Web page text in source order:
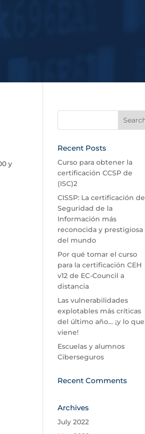
y
Recent Posts
Curso para obtener la
certificación CCSP de
(ISC)2
CISSP: La certificación de
Seguridad de la
Información más
reconocida y prestigiosa
del mundo
Por qué tomar el curso
para la certificación CEH
v12 de EC-Council a
distancia
Las vulnerabilidades
explotables más críticas
del último año… ¡y lo que
viene!
Escuelas y alumnos
Ciberseguros
Recent Comments
Archives
July 2022